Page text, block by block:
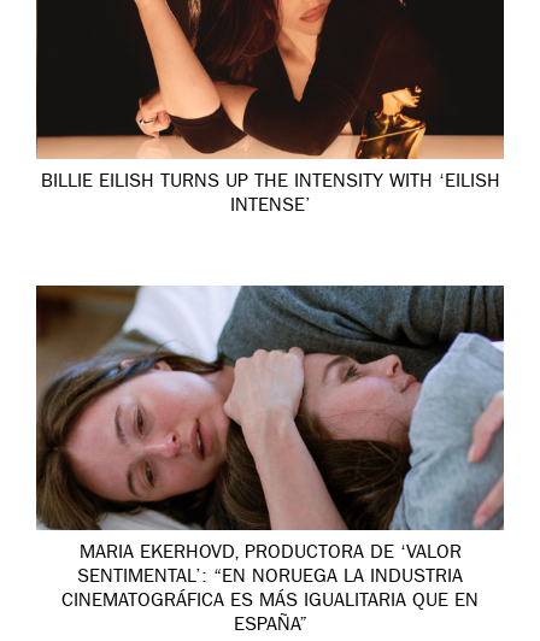
BILLIE EILISH TURNS UP THE INTENSITY WITH ‘EILISH
INTENSE’
MARIA EKERHOVD, PRODUCTORA DE ‘VALOR
SENTIMENTAL’: “EN NORUEGA LA INDUSTRIA
CINEMATOGRÁFICA ES MÁS IGUALITARIA QUE EN
ESPAÑA”